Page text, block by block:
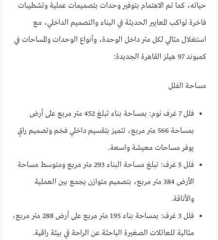
حياته، كما تم الاهتمام بتوفير وحدات بتصميمات عملية وتشطيبات
فاخرة تواكب المعايير الحديثة في البناء والتصميم الداخلي، مع
استغلال مثالي لكل متر داخل الوحدة، وأنواع الوحدات والمساحات في
كمبوند 97 هيلز القاهرة الجديدة:
مساحة الفلل
فلل 7 غرف نوم: بمساحة بناء تبلغ 452 متر مربع على أرض
بمساحة 566 متر مربع، تتميز بتقسيم داخلي فخم وتصميم راقٍ
يوفر مساحات معيشة واسعة.
فلل 5 غرف: تبلغ مساحة البناء 293 متر مربع ومتوسط مساحة
الأرض 384 متر مربع، بتصميم متوازن يجمع بين العملية
والأناقة.
فلل 3 غرف: بمساحة بناء 195 متر مربع على أرض 288 متر مربع،
مثالية للعائلات الصغيرة الباحثة عن الراحة في بيئة راقية.